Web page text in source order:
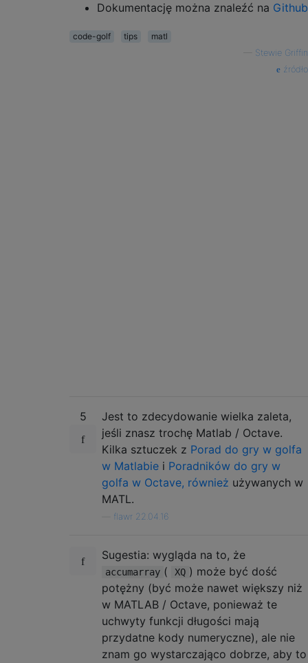
Dokumentację można znaleźć na Github
code-golf tips
matl
Stewie Griffin
źródło
5
Jest to zdecydowanie wielka zaleta,
jeśli znasz trochę Matlab / Octave.
Kilka sztuczek z Porad do gry w golfa
w Matlabie i Poradników do gry w
golfa w Octave, również używanych w
MATL.
flawr 22.04.16
Sugestia: wygląda na to, że
accumarray ( XQ ) może być dość
potężny (być może nawet większy niż
w MATLAB / Octave, ponieważ te
uchwyty funkcji długości mają
przydatne kody numeryczne), ale nie
znam go wystarczająco dobrze, aby to